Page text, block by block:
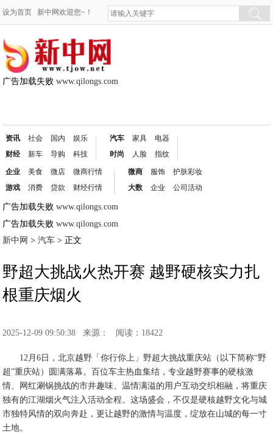
设为首页 新中网欢迎您~！
广告加载失败www.qilongs.com
资讯
财经
社会
新车
国内
导购
娱乐
科技
汽车
时尚
家具
人脸
电器
指纹
企业
游戏
美食
消费
微店
贷款
微商行情
财经行情
微商
大数
服饰
企业
护肤彩妆
公司活动
广告加载失败www.qilongs.com
广告加载失败www.qilongs.com
新中网 >汽车 > 正文
野超大挑战火热开赛 越野硬核实力扎
根重庆烟火
2025-12-09 09:50:38 来源： 阅读：18422
12月6日，北京越野「你行你上」野超大挑战重庆站（以下简称“野
超”重庆站）圆满落幕。百位车主热血集结，专业越野赛事的硬核激
情、网红涮锅挑战的市井趣味、温情满溢的用户互动交织相融，将重庆
独有的江湖烟火气注入活动全程。这场盛会，不仅是硬核越野文化与城
市独特风情的双向奔赴，更让越野的激情与温度，绽放在山城的每一寸
土地。